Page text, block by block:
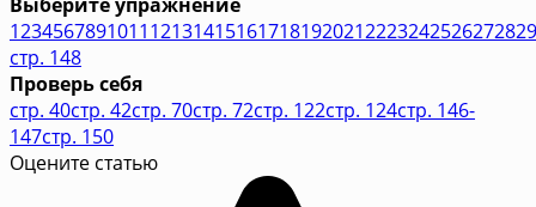
1234567891011121314151617181920212223242526272829
стр. 148
Проверь себя
стр. 40стр. 42стр. 70стр. 72стр. 122стр. 124стр. 146-
147стр. 150
Оцените статью